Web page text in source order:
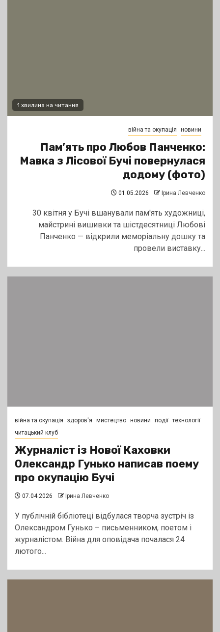
1 хвилина на читання
війна та окупація новини
Пам’ять про Любов Панченко:
Мавка з Лісової Бучі повернулася
додому (фото)
01.05.2026 Ірина Левченко
30 квітня у Бучі вшанували пам'ять художниці,
майстрині вишивки та шістдесятниці Любові
Панченко — відкрили меморіальну дошку та
провели виставку...
війна та окупація здоров'я мистецтво новини події технології
читацький клуб
Журналіст із Нової Каховки
Олександр Гунько написав поему
про окупацію Бучі
07.04.2026 Ірина Левченко
У публічній бібліотеці відбулася творча зустріч із
Олександром Гунько – письменником, поетом і
журналістом. Війна для оповідача почалася 24
лютого...